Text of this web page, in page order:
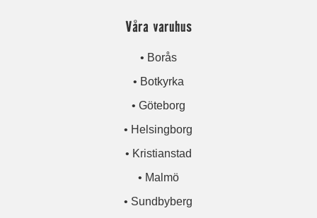
Våra varuhus
• Borås
• Botkyrka
• Göteborg
• Helsingborg
• Kristianstad
• Malmö
• Sundbyberg